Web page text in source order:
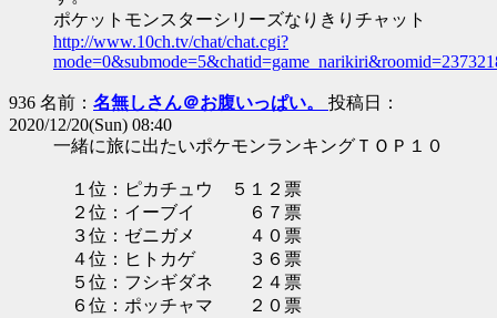
ポケットモンスターシリーズなりきりチャット
http://www.10ch.tv/chat/chat.cgi?
936 名前： 名無しさん＠お腹いっぱい。 投稿日：
2020/12/20(Sun) 08:40
一緒に旅に出たいポケモンランキングＴＯＰ１０
１位：ピカチュウ ５１２票
２位：イーブイ ６７票
３位：ゼニガメ ４０票
４位：ヒトカゲ ３６票
５位：フシギダネ ２４票
６位：ポッチャマ ２０票